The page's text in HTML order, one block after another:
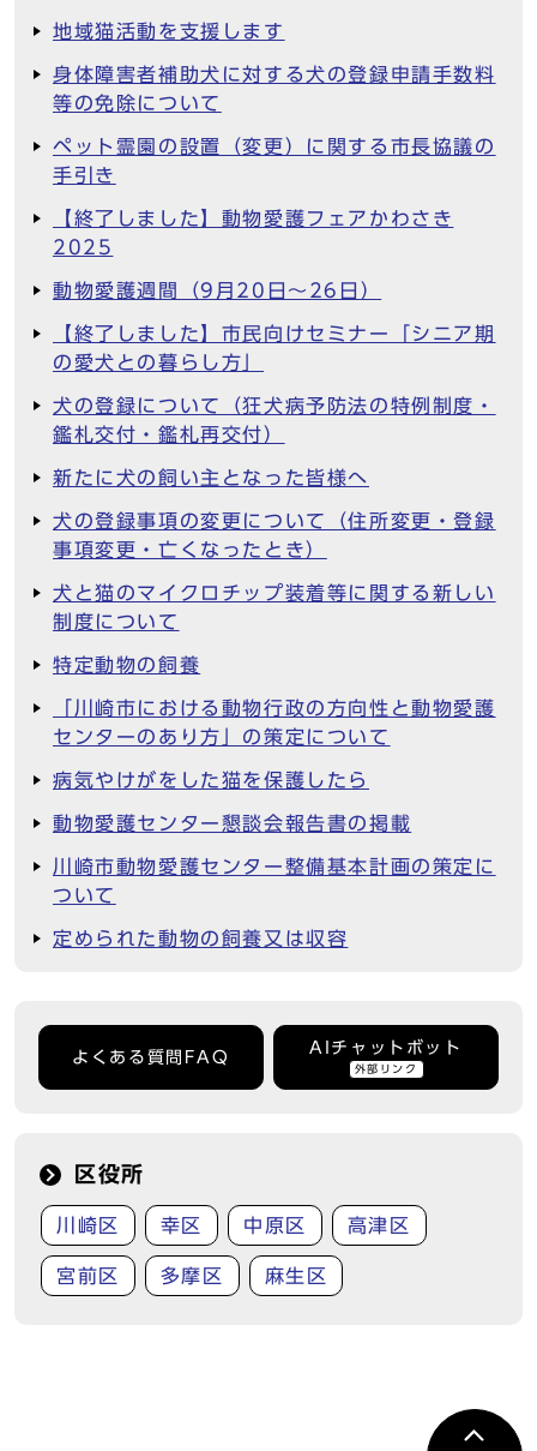
地域猫活動を支援します
身体障害者補助犬に対する犬の登録申請手数料
等の免除について
ペット霊園の設置（変更）に関する市長協議の
手引き
【終了しました】動物愛護フェアかわさき
2025
動物愛護週間（9月20日～26日）
【終了しました】市民向けセミナー「シニア期
の愛犬との暮らし方」
犬の登録について（狂犬病予防法の特例制度・
鑑札交付・鑑札再交付）
新たに犬の飼い主となった皆様へ
犬の登録事項の変更について（住所変更・登録
事項変更・亡くなったとき）
犬と猫のマイクロチップ装着等に関する新しい
制度について
特定動物の飼養
「川崎市における動物行政の方向性と動物愛護
センターのあり方」の策定について
病気やけがをした猫を保護したら
動物愛護センター懇談会報告書の掲載
川崎市動物愛護センター整備基本計画の策定に
ついて
定められた動物の飼養又は収容
よくある質問FAQ
AIチャットボット
外部リンク
区役所
川崎区 幸区 中原区 高津区
宮前区 多摩区 麻生区